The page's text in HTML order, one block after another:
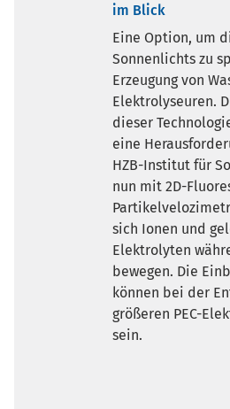
im Blick
Eine Option, um
Sonnenlichts zu
Erzeugung von
Elektrolyseuren.
dieser
eine
HZB-Institut für
nun mit 2D-
sich Ionen und
Elektrolyten
bewegen. Die
können bei der
größeren PEC-
sein.